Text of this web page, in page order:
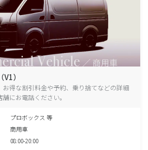
）
お得な割引料金や予約、乗り捨てなどの詳細
にお電話ください。
プロボックス 等
商用車
08:00-20:00